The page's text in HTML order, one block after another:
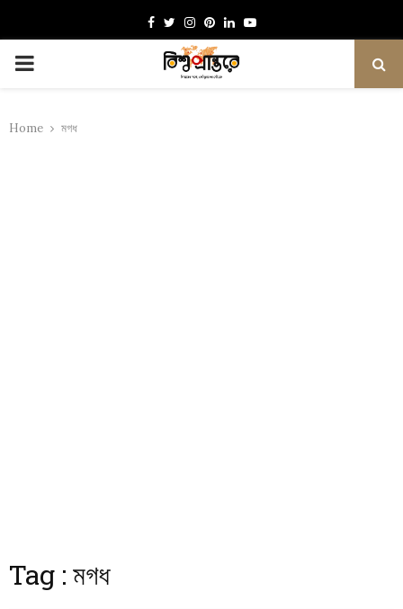
Facebook
TwitterInstagram
Pinterest
LinkedinYoutube
PRIMARY
Home মগধ
Tag : মগধ